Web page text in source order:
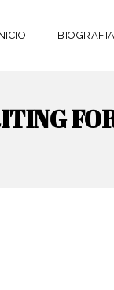
BIOGRAFIA